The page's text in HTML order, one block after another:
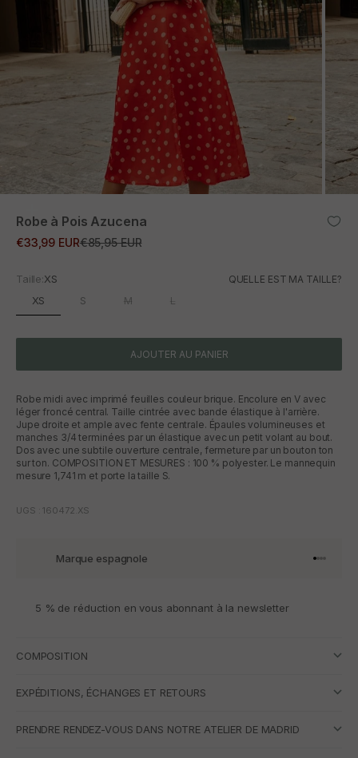
Robe à Pois Azucena
Prix promotionnel
€33,99 EURPrix normal
€85,95 EUR
Taille:XS QUELLE EST MA TAILLE?
XS S M L
AJOUTER AU PANIER
Robe midi avec imprimé feuilles couleur brique. Encolure en V avec
léger froncé central. Taille cintrée avec bande élastique à l'arrière.
Jupe droite et ample avec fente centrale. Épaules volumineuses et
manches 3/4 terminées par un élastique avec un petit volant au bout.
Dos avec une subtile ouverture centrale, fermeture par un bouton ton
sur ton. COMPOSITION ET MESURES : 100 % polyester. Le mannequin
mesure 1,741 m et porte la taille S.
UGS : 160472.XS
Marque espagnole Aller à
Aller à
Aller à
Aller
5 % de réduction en vous abonnant à la newsletter
COMPOSITION
EXPÉDITIONS, ÉCHANGES ET RETOURS
PRENDRE RENDEZ-VOUS DANS NOTRE ATELIER DE MADRID